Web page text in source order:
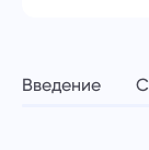
Введение